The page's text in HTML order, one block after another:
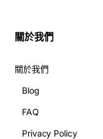
關於我們
關於我們
Blog
FAQ
Privacy Policy